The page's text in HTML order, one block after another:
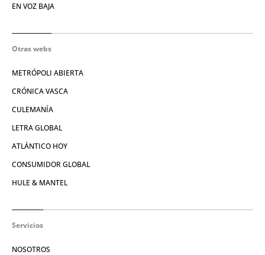
EN VOZ BAJA
Otras webs
METRÓPOLI ABIERTA
CRÓNICA VASCA
CULEMANÍA
LETRA GLOBAL
ATLÁNTICO HOY
CONSUMIDOR GLOBAL
HULE & MANTEL
Servicios
NOSOTROS